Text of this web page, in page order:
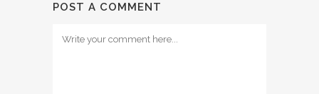
POST A COMMENT